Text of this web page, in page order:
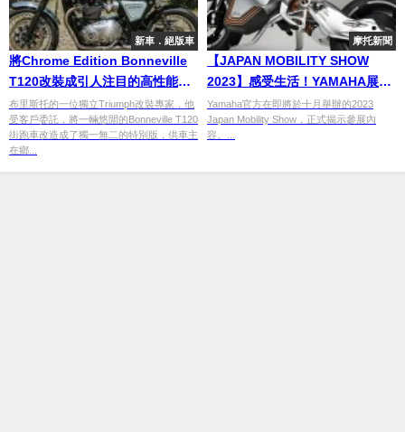
新車．絕版車
將Chrome Edition Bonneville
T120改裝成引人注目的高性能復
古車
布里斯托的一位獨立Triumph改裝專家，他
受客戶委託，將一輛悠閒的Bonneville T120
街跑車改造成了獨一無二的特別版，供車主
在鄉...
摩托新聞
【JAPAN MOBILITY SHOW
2023】感受生活！YAMAHA展現
未來移動性和音樂饗宴
Yamaha官方在即將於十月舉辦的2023
Japan Mobility Show，正式揭示參展內
容。...